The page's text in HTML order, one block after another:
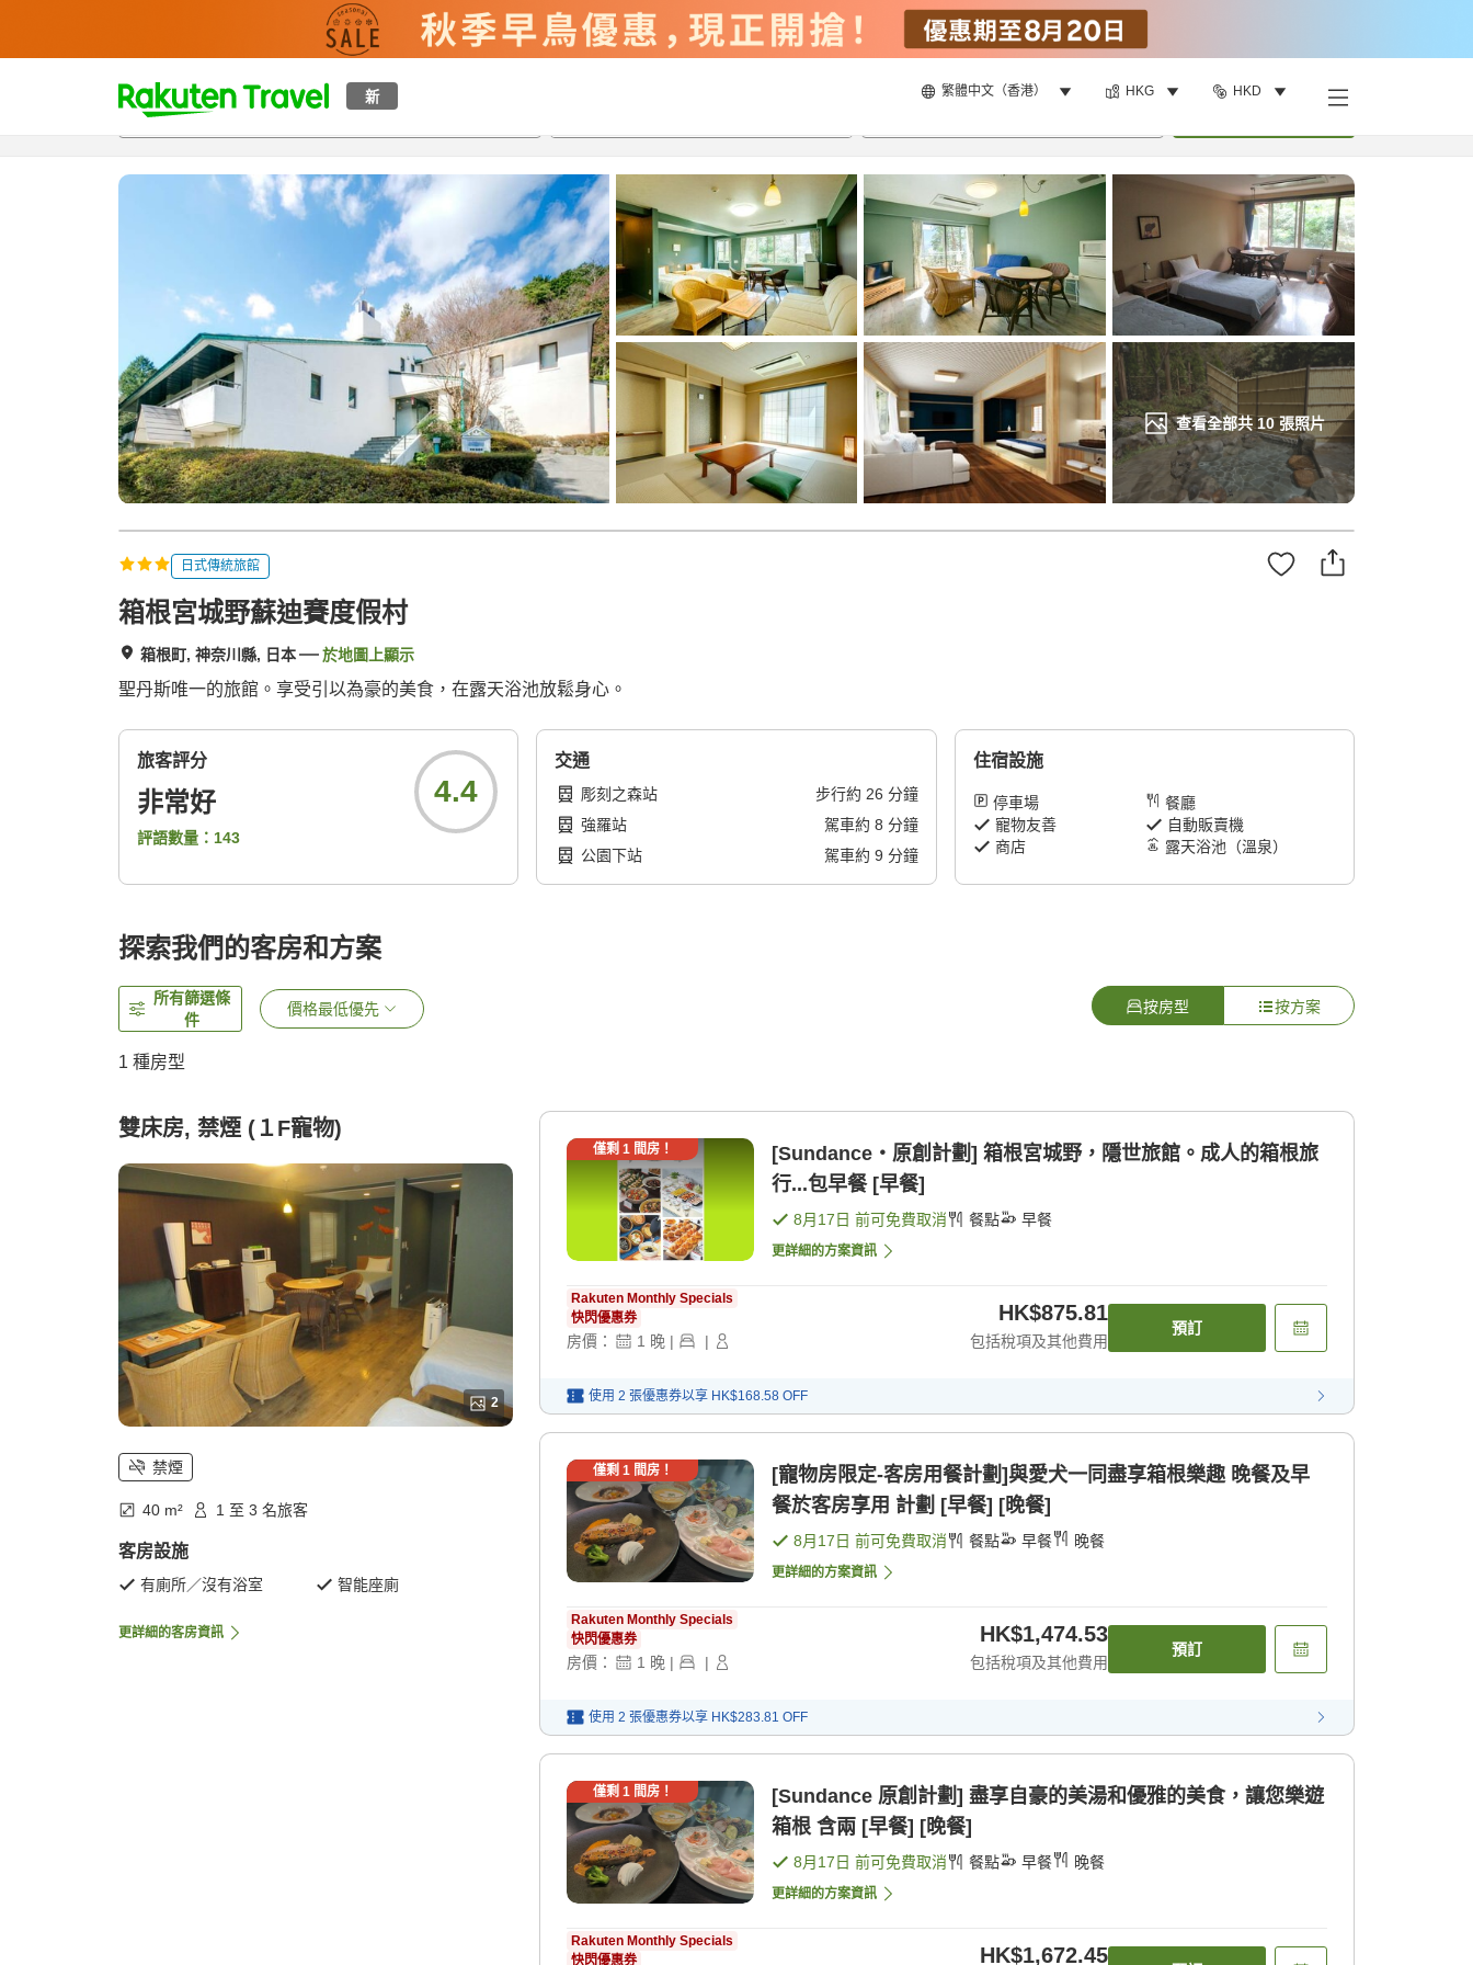
新 繁體中文（香港） HKG HKD
t
p
a
h
查看全部共 10張照片
概覽房間及住宿方案 評價設施
日式傳統旅館
箱根宮城野蘇迪賽度假村
箱根町, 神奈川縣, 日本 於地圖上顯示
聖丹斯唯一的旅館。享受引以為豪的美食，在露天浴池放鬆身心。
旅客評分
非常好
評語數量： 143
4.4
交通
彫刻之森站 步行約 26 分鐘
強羅站
駕車約 8 分鐘
公園下站
駕車約 9 分鐘
住宿設施
停車場
餐廳
寵物友善
自動販賣機
商店
露天浴池（溫泉）
探索我們的客房和方案
所有篩選條
件
價格最低優先 按房型 按方案
1 種房型
雙床房, 禁煙 (１F寵物)
2
禁煙
40 m² 1 至 3 名旅客
客房設施
有廁所／沒有浴室 智能座廁
更詳細的客房資訊
僅剩 1間房！
[Sundance・原創計劃] 箱根宮城野，隱世旅館。成人的箱根旅
行...包早餐 [早餐]
8月17日 前可免費取消 餐點 早餐
更詳細的方案資訊
Rakuten Monthly Specials
快閃優惠券
房價： 1 晚 | |
HK$875.81
包括稅項及其他費用
預訂
使用 2 張優惠券以享 HK$168.58 OFF
僅剩 1間房！
[寵物房限定-客房用餐計劃]與愛犬一同盡享箱根樂趣 晚餐及早
餐於客房享用 計劃 [早餐] [晚餐]
8月17日 前可免費取消 餐點 早餐 晚餐
更詳細的方案資訊
Rakuten Monthly Specials
快閃優惠券
房價： 1 晚 | |
HK$1,474.53
包括稅項及其他費用
預訂
使用 2 張優惠券以享 HK$283.81 OFF
僅剩 1間房！
[Sundance 原創計劃] 盡享自豪的美湯和優雅的美食，讓您樂遊
箱根 含兩 [早餐] [晚餐]
8月17日 前可免費取消 餐點 早餐 晚餐
更詳細的方案資訊
Rakuten Monthly Specials
快閃優惠券
HK$1,672.45